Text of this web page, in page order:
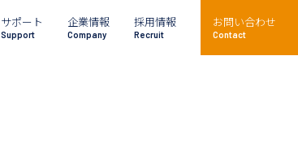
サポート
Support
企業情報
Company
採用情報
Recruit
お問い合わせ
Contact